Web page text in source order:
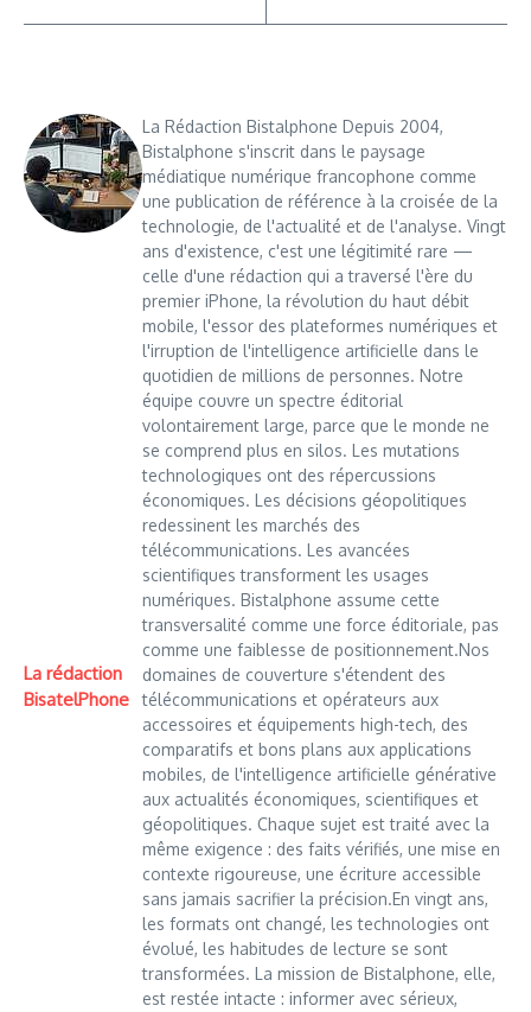
La rédaction
BisatelPhone
La Rédaction Bistalphone Depuis 2004,
Bistalphone s'inscrit dans le paysage
médiatique numérique francophone comme
une publication de référence à la croisée de la
technologie, de l'actualité et de l'analyse. Vingt
ans d'existence, c'est une légitimité rare —
celle d'une rédaction qui a traversé l'ère du
premier iPhone, la révolution du haut débit
mobile, l'essor des plateformes numériques et
l'irruption de l'intelligence artificielle dans le
quotidien de millions de personnes. Notre
équipe couvre un spectre éditorial
volontairement large, parce que le monde ne
se comprend plus en silos. Les mutations
technologiques ont des répercussions
économiques. Les décisions géopolitiques
redessinent les marchés des
télécommunications. Les avancées
scientifiques transforment les usages
numériques. Bistalphone assume cette
transversalité comme une force éditoriale, pas
comme une faiblesse de positionnement.Nos
domaines de couverture s'étendent des
télécommunications et opérateurs aux
accessoires et équipements high-tech, des
comparatifs et bons plans aux applications
mobiles, de l'intelligence artificielle générative
aux actualités économiques, scientifiques et
géopolitiques. Chaque sujet est traité avec la
même exigence : des faits vérifiés, une mise en
contexte rigoureuse, une écriture accessible
sans jamais sacrifier la précision.En vingt ans,
les formats ont changé, les technologies ont
évolué, les habitudes de lecture se sont
transformées. La mission de Bistalphone, elle,
est restée intacte : informer avec sérieux,